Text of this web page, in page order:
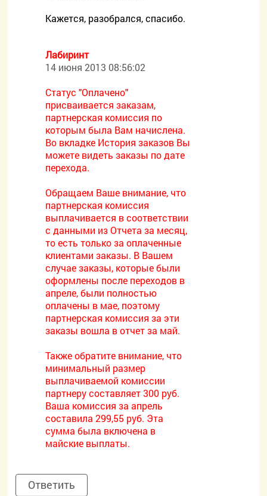
Кажется, разобрался, спасибо.
Лабиринт
14 июня 2013 08:56:02
Статус "Оплачено"
присваивается заказам,
партнерская комиссия по
которым была Вам начислена.
Во вкладке История заказов Вы
можете видеть заказы по дате
перехода.
Обращаем Ваше внимание, что
партнерская комиссия
выплачивается в соответствии
с данными из Отчета за месяц,
то есть только за оплаченные
клиентами заказы. В Вашем
случае заказы, которые были
оформлены после переходов в
апреле, были полностью
оплачены в мае, поэтому
партнерская комиссия за эти
заказы вошла в отчет за май.
Также обратите внимание, что
минимальный размер
выплачиваемой комиссии
партнеру составляет 300 руб.
Ваша комиссия за апрель
составила 299,55 руб. Эта
сумма была включена в
майские выплаты.
Ответить